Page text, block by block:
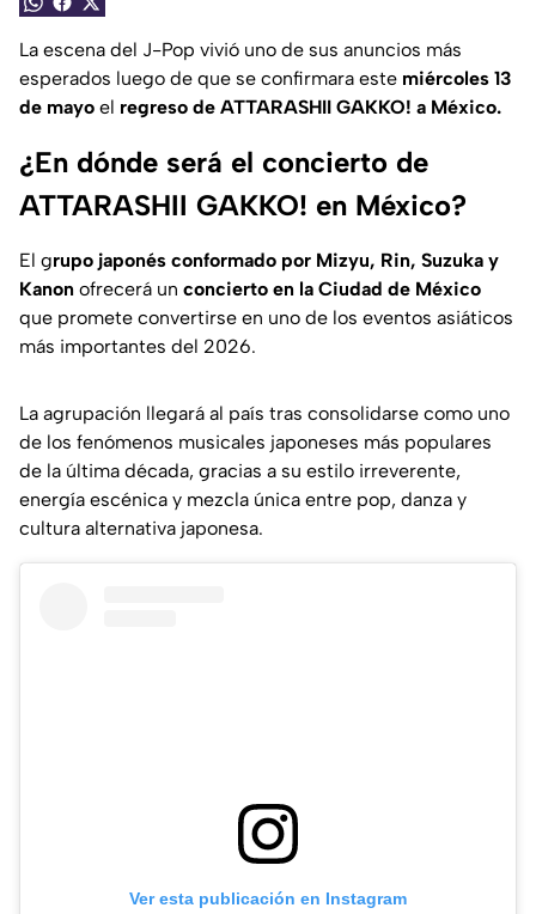
La escena del J-Pop vivió uno de sus anuncios más
esperados luego de que se confirmara este miércoles 13
de mayo el regreso de ATTARASHII GAKKO! a México.
¿En dónde será el concierto de
ATTARASHII GAKKO! en México?
El grupo japonés conformado por Mizyu, Rin, Suzuka y
Kanon ofrecerá un concierto en la Ciudad de México
que promete convertirse en uno de los eventos asiáticos
más importantes del 2026.
La agrupación llegará al país tras consolidarse como uno
de los fenómenos musicales japoneses más populares
de la última década, gracias a su estilo irreverente,
energía escénica y mezcla única entre pop, danza y
cultura alternativa japonesa.
Ver esta publicación en Instagram